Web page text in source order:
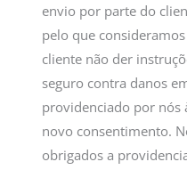
envio por parte do
pelo que
cliente não der
seguro contra danos
providenciado por nós
novo consentimento.
obrigados a